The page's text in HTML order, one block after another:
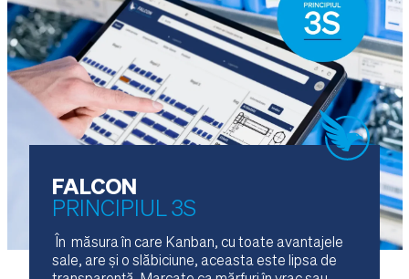
FALCON
PRINCIPIUL 3S
În măsura în care Kanban, cu toate avantajele
sale, are și o slăbiciune, aceasta este lipsa de